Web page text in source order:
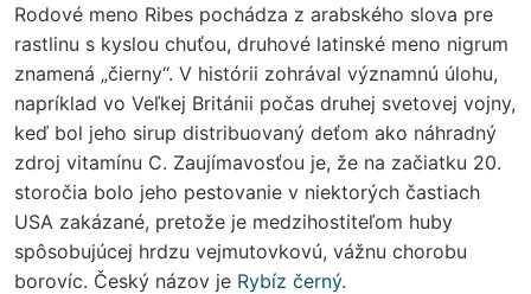
Rodové meno Ribes pochádza z arabského slova pre
rastlinu s kyslou chuťou, druhové latinské meno nigrum
znamená „čierny“. V histórii zohrával významnú úlohu,
napríklad vo Veľkej Británii počas druhej svetovej vojny,
keď bol jeho sirup distribuovaný deťom ako náhradný
zdroj vitamínu C. Zaujímavosťou je, že na začiatku 20.
storočia bolo jeho pestovanie v niektorých častiach
USA zakázané, pretože je medzihostiteľom huby
spôsobujúcej hrdzu vejmutovkovú, vážnu chorobu
borovíc. Český názov je Rybíz černý.